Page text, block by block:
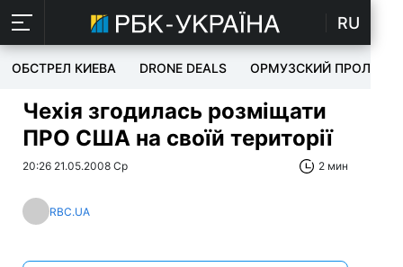
RU
ОБСТРЕЛ КИЕВА DRONE DEALS ОРМУЗСКИЙ ПРОЛИВ
Чехія згодилась розміщати
ПРО США на своїй території
20:26 21.05.2008 Ср 2 мин
RBC.UA